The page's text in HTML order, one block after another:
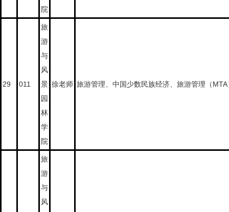
院
29 011
旅
游
与
风
景
园
林
学
院
徐老师 旅游管理、中国少数民族经济、旅游管理（MTA
旅
游
与
风